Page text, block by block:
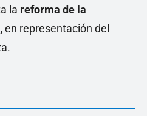
la reforma de la
en representación del